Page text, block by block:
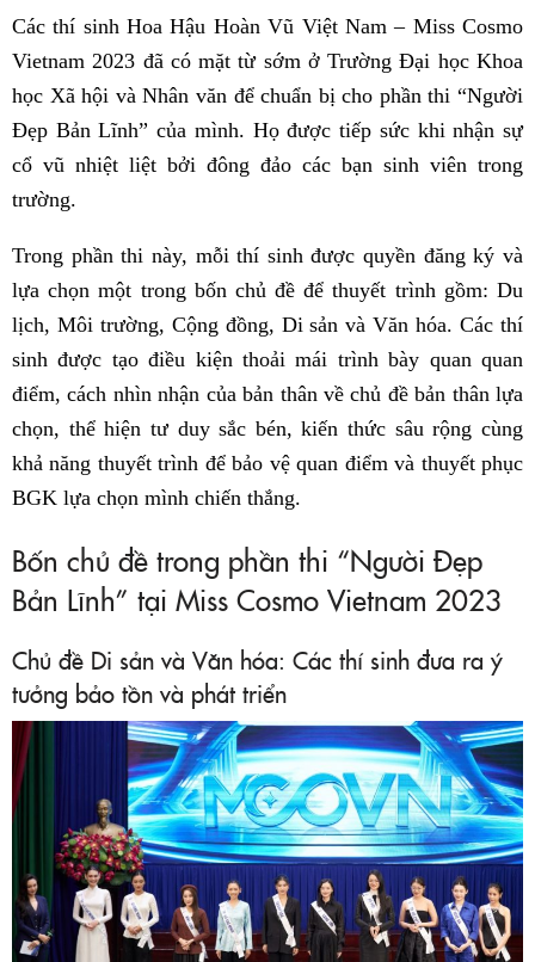
Các thí sinh Hoa Hậu Hoàn Vũ Việt Nam – Miss Cosmo
Vietnam 2023 đã có mặt từ sớm ở Trường Đại học Khoa
học Xã hội và Nhân văn để chuẩn bị cho phần thi “Người
Đẹp Bản Lĩnh” của mình. Họ được tiếp sức khi nhận sự
cổ vũ nhiệt liệt bởi đông đảo các bạn sinh viên trong
trường.
Trong phần thi này, mỗi thí sinh được quyền đăng ký và
lựa chọn một trong bốn chủ đề để thuyết trình gồm: Du
lịch, Môi trường, Cộng đồng, Di sản và Văn hóa. Các thí
sinh được tạo điều kiện thoải mái trình bày quan quan
điểm, cách nhìn nhận của bản thân về chủ đề bản thân lựa
chọn, thể hiện tư duy sắc bén, kiến thức sâu rộng cùng
khả năng thuyết trình để bảo vệ quan điểm và thuyết phục
BGK lựa chọn mình chiến thắng.
Bốn chủ đề trong phần thi “Người Đẹp
Bản Lĩnh” tại Miss Cosmo Vietnam 2023
Chủ đề Di sản và Văn hóa: Các thí sinh đưa ra ý
tưởng bảo tồn và phát triển